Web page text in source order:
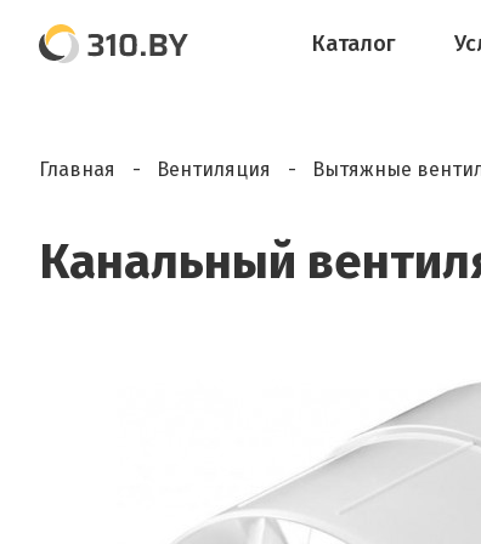
Каталог
Главная Вентиляция Вытяжные
Канальный